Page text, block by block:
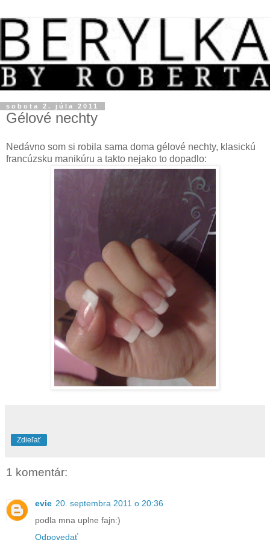
sobota 2. júla 2011
Gélové nechty
Nedávno som si robila sama doma gélové nechty, klasickú
francúzsku manikúru a takto nejako to dopadlo:
Zdieľať
1 komentár:
evie 20. septembra 2011 o 20:36
podla mna uplne fajn:)
Odpovedať